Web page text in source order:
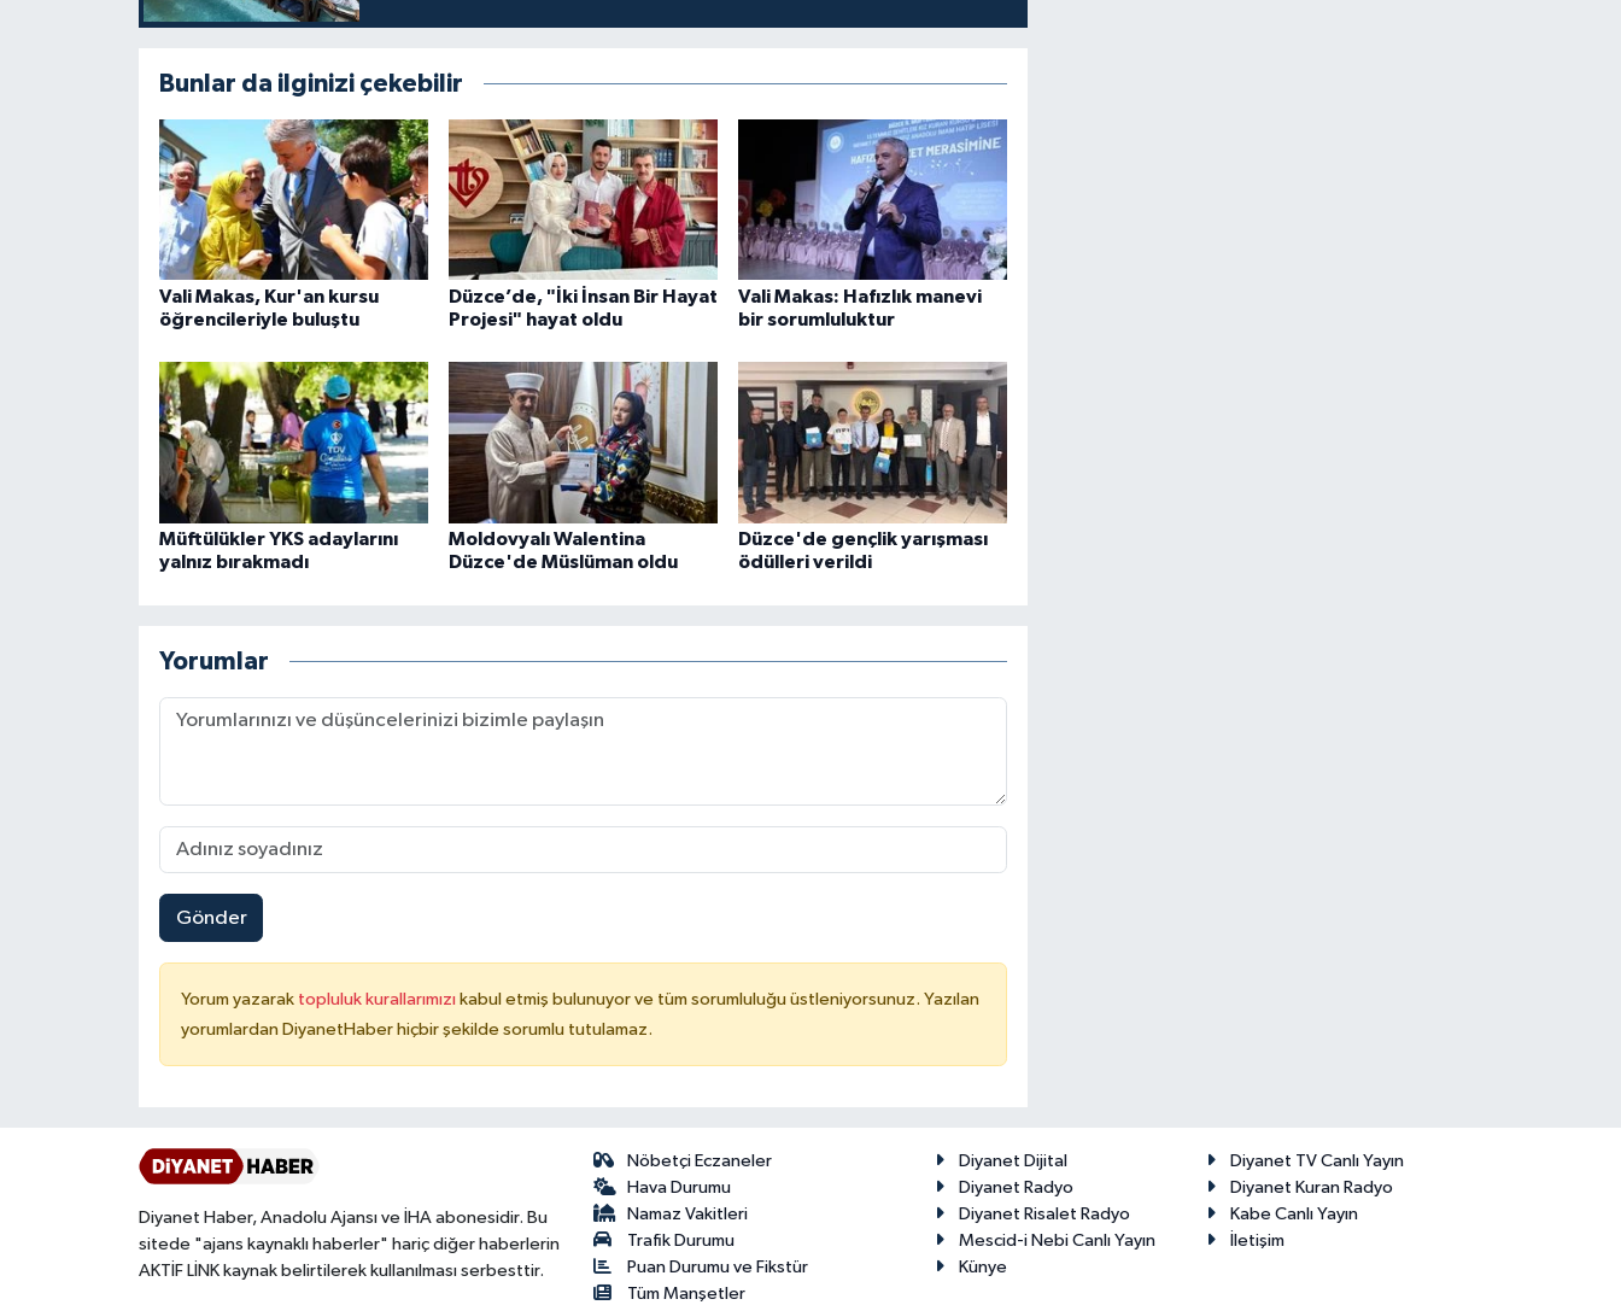
Bunlar da ilginizi çekebilir
Vali Makas, Kur'an kursu
öğrencileriyle buluştu
Düzce’de, "İki İnsan Bir Hayat
Projesi" hayat oldu
Vali Makas: Hafızlık manevi
bir sorumluluktur
Müftülükler YKS adaylarını
yalnız bırakmadı
Moldovyalı Walentina
Düzce'de Müslüman oldu
Düzce'de gençlik yarışması
ödülleri verildi
Yorumlar
Gönder
Yorum yazarak topluluk kurallarımızı kabul etmiş bulunuyor ve tüm sorumluluğu üstleniyorsunuz. Yazılan
yorumlardan DiyanetHaber hiçbir şekilde sorumlu tutulamaz.
Diyanet Haber, Anadolu Ajansı ve İHA abonesidir. Bu
sitede "ajans kaynaklı haberler" hariç diğer haberlerin
AKTİF LİNK kaynak belirtilerek kullanılması serbesttir.
Nöbetçi Eczaneler
Hava Durumu
Namaz Vakitleri
Trafik Durumu
Puan Durumu ve Fikstür
Tüm Manşetler
Diyanet Dijital
Diyanet TV Canlı Yayın
Diyanet Radyo
Diyanet Kuran Radyo
Diyanet Risalet Radyo
Kabe Canlı Yayın
Mescid-i Nebi Canlı Yayın
İletişim
Künye
İstanbul Müftülüğü
İzmir Müftülüğü
Kahramanmaraş Müftülüğü
Karabük Müftülüğü
Karaman Müftülüğü
Kars Müftülüğü
Kastamonu Müftülüğü
Kayseri Müftülüğü
Kilis Müftülüğü
Kırıkkale Müftülüğü
Konya Müftülüğü
Kütahya Müftülüğü
Malatya Müftülüğü
Manisa Müftülüğü
Mardin Müftülüğü
Muğla Müftülüğü
Muş Müftülüğü